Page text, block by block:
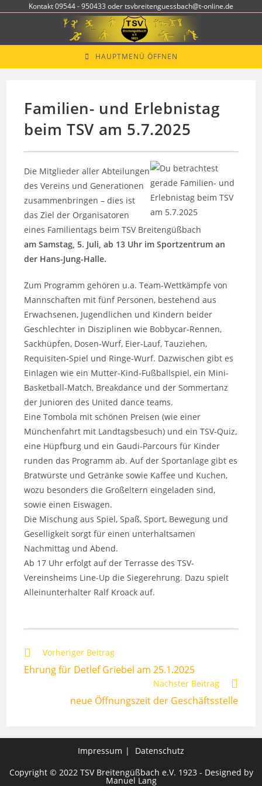
Kontakt 09544 - 950433 oder tsvbreitenguessbach@t-online.de
HAUPTMENÜ ÖFFNEN
Familien- und Erlebnistag
beim TSV am 5.7.2025
Die Mitglieder aller Abteilungen
des Vereins und Generationen
zusammenbringen – dies ist
das Ziel der Organisatoren
eines Familientags beim TSV Breitengüßbach
am Samstag, 5. Juli, ab 13 Uhr im Sportzentrum an
der Hans-Jung-Halle.
Zum Programm gehören u.a. Team-Wettkämpfe von
Mannschaften mit fünf Personen, bestehend aus
Erwachsenen, Jugendlichen und Kindern beider
Geschlechter in Disziplinen wie Bobbycar-Rennen,
Sackhüpfen, Dosen-Wurf, Eier-Lauf, Tauziehen,
Requisiten-Spiel und Ringe-Wurf. Dazwischen gibt es
Einlagen wie ein Mutter-Kind-Fußballspiel, ein Mini-
Basketball-Match, Breakdance und der Sommertanz
der Junioren des United dance teams.
Eine Tombola mit schönen Preisen (wie einer
Münchenfahrt mit Landtagsbesuch) und ein TSV-Quiz,
eine Hüpfburg und ein Gaudi-Parcours für Kinder
runden das Programm ab. Auf der Sportanlage gibt es
Bratwürste und Getränke sowie Kaffee und Kuchen,
wozu besonders die Großeltern eingeladen sind,
sowie einen Eiswagen.
Die Mischung aus Spiel, Spaß, Sport, Bewegung und
Geselligkeit sorgt für einen unterhaltsamen
Nachmittag und Abend.
Ab 17 Uhr erfolgt auf der Terrasse des TSV-
Vereinsheims Line-Up die Siegerehrung. Dazu spielt
Alleinunterhalter Ralf Kroack auf.
Weitere
Artikel
ansehen
Vorheriger Beitrag
Ehrung für Detlef Griebel am 25.1.2025
Nächster Beitrag
neue Öffnungszeit der Geschäftsstelle
Impressum
Datenschutz
Copyright © 2022 TSV Breitengüßbach e.V. 1923 - Designed by
Manuel Lang